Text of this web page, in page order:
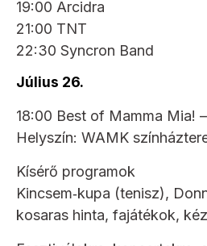
19:00 Arcidra
21:00 TNT
22:30 Syncron Band
Július 26.
18:00 Best of Mamma Mia!
Helyszín: WAMK
Kísérő programok
Kincsem‑kupa (tenisz),
kosaras hinta, fajátékok,